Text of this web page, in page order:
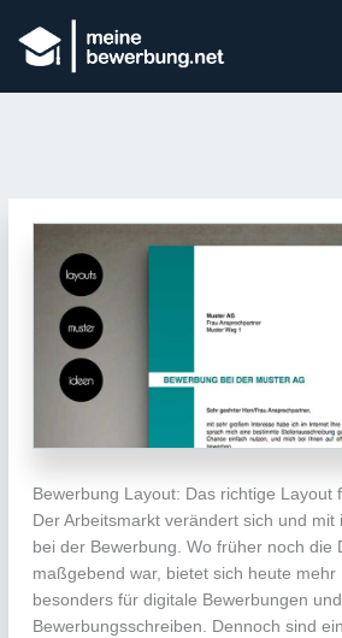
Bewerbung Layout: Das richtige Layout
Der Arbeitsmarkt verändert sich und mit
bei der Bewerbung. Wo früher noch die
maßgebend war, bietet sich heute
besonders für digitale Bewerbungen und
Bewerbungsschreiben. Dennoch sind